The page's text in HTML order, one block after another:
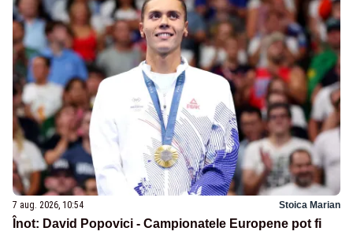
7 aug. 2026, 10:54 Stoica Marian
Înot: David Popovici - Campionatele Europene pot fi